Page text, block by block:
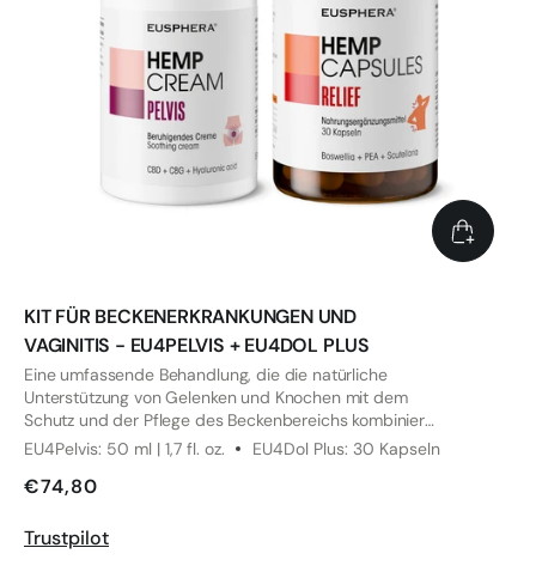
KIT FÜR BECKENERKRANKUNGEN UND
VAGINITIS - EU4PELVIS + EU4DOL PLUS
Eine umfassende Behandlung, die die natürliche
Unterstützung von Gelenken und Knochen mit dem
Schutz und der Pflege des Beckenbereichs kombiniert,
für ein tägliches 360°-Wohlbefinden.
EU4Pelvis: 50 ml | 1,7 fl. oz. EU4Dol Plus: 30 Kapseln
€74,80
Trustpilot